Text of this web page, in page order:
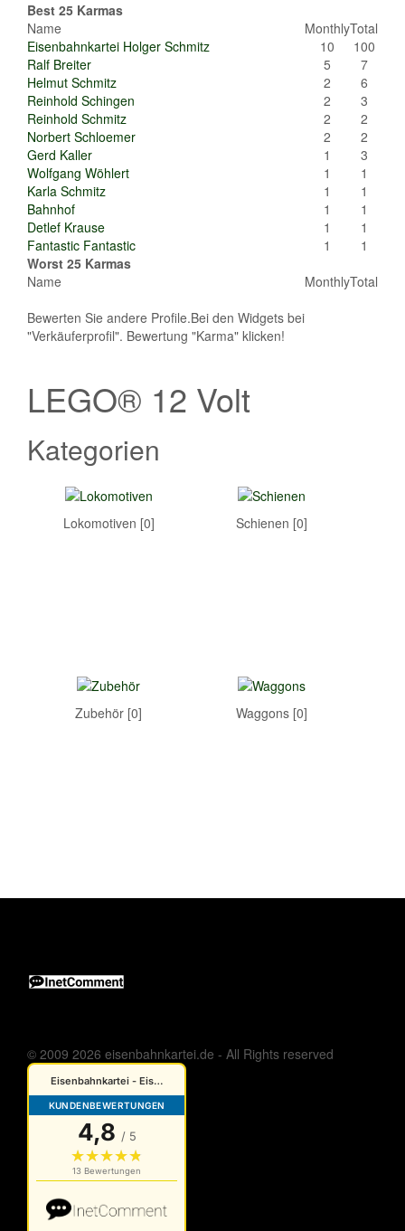
Best 25 Karmas
Name
MonthlyTotal
Eisenbahnkartei Holger Schmitz
10
100
Ralf Breiter
5
7
Helmut Schmitz
2
6
Reinhold Schingen
2
3
Reinhold Schmitz
2
2
Norbert Schloemer
2
2
Gerd Kaller
1
3
Wolfgang Wöhlert
1
1
Karla Schmitz
1
1
Bahnhof
1
1
Detlef Krause
1
1
Fantastic Fantastic
1
1
Worst 25 Karmas
Name
MonthlyTotal
Bewerten Sie andere Profile.Bei den Widgets bei
"Verkäuferprofil". Bewertung "Karma" klicken!
LEGO® 12 Volt
Kategorien
Lokomotiven [0] Schienen [0]
Zubehör [0] Waggons [0]
© 2009 2026 eisenbahnkartei.de - All Rights reserved